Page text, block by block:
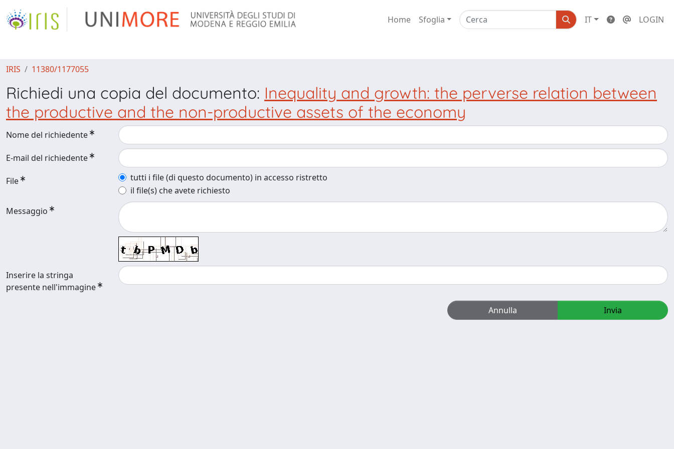
Home Sfoglia IT LOGIN
IRIS 11380/1177055
Richiedi una copia del documento: Inequality and growth: the perverse relation between
the productive and the non-productive assets of the economy
Nome del richiedente
E-mail del richiedente
File
tutti i file (di questo documento) in accesso ristretto
il file(s) che avete richiesto
Messaggio
Inserire la stringa
presente nell'immagine
Annulla Invia